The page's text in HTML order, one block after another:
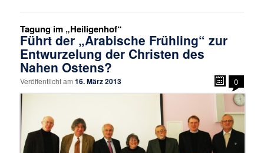
Tagung im „Heiligenhof“
Führt der „Arabische Frühling“ zur
Entwurzelung der Christen des
Nahen Ostens?
Veröffentlicht am16. März 2013 0